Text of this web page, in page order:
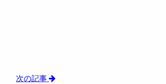
次の記事